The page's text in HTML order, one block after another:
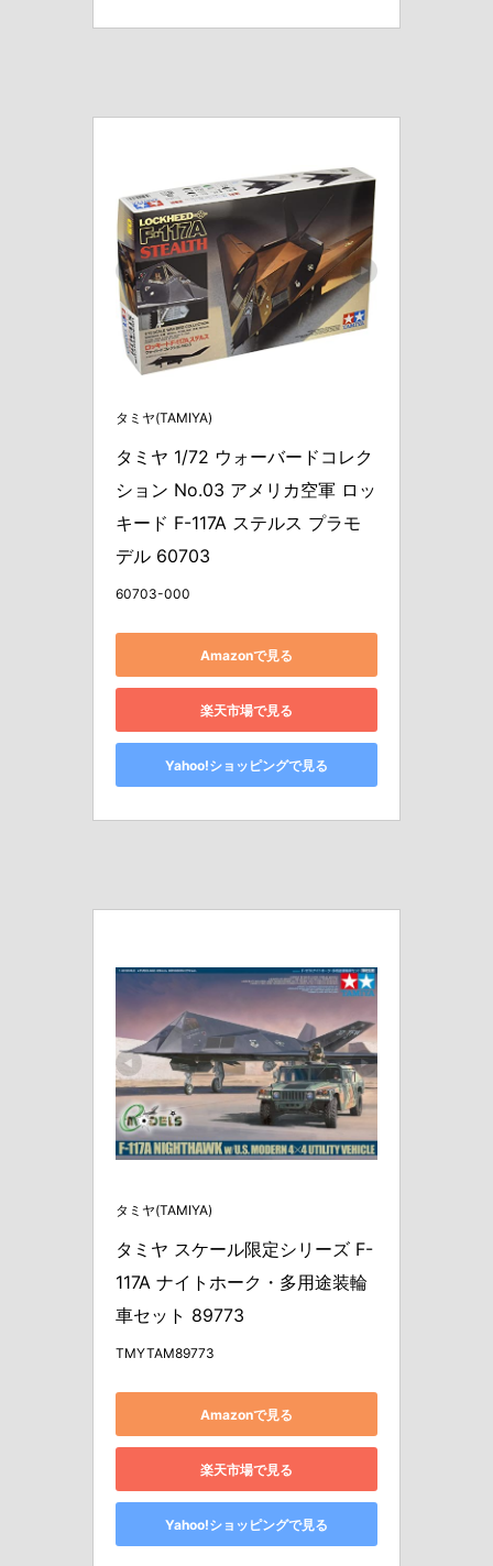
タミヤ(TAMIYA)
タミヤ 1/72 ウォーバードコレク
ション No.03 アメリカ空軍 ロッ
キード F-117A ステルス プラモ
デル 60703
60703-000
Amazonで見る
楽天市場で見る
Yahoo!ショッピングで見る
タミヤ(TAMIYA)
タミヤ スケール限定シリーズ F-
117A ナイトホーク・多用途装輪
車セット 89773
TMYTAM89773
Amazonで見る
楽天市場で見る
Yahoo!ショッピングで見る